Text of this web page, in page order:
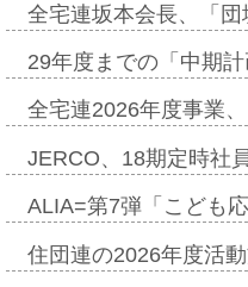
全宅連坂本会長、「
29年度までの「中期
全宅連2026年度事業
JERCO、18期定時社
ALIA=第7弾「こども
住団連の2026年度活